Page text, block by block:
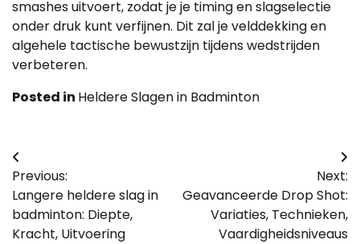
smashes uitvoert, zodat je je timing en slagselectie
onder druk kunt verfijnen. Dit zal je velddekking en
algehele tactische bewustzijn tijdens wedstrijden
verbeteren.
Posted in Heldere Slagen in Badminton
Post
navigation
Previous:
Langere heldere slag in
badminton: Diepte,
Kracht, Uitvoering
Next:
Geavanceerde Drop Shot:
Variaties, Technieken,
Vaardigheidsniveaus